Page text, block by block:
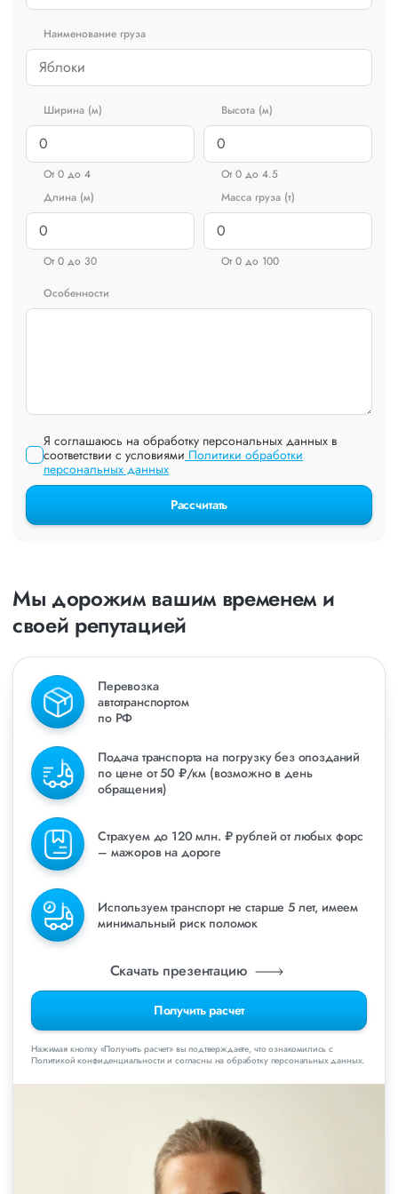
Наименование груза
Ширина (м)
От 0 до 4
Высота (м)
От 0 до 4.5
Длина (м)
От 0 до 30
Масса груза (т)
От 0 до 100
Особенности
Я соглашаюсь на обработку персональных данных в
соответствии с условиями Политики обработки
персональных данных
Рассчитать
Мы дорожим вашим временем и
своей репутацией
Перевозка
автотранспортом
по РФ
Подача транспорта на погрузку без опозданий
по цене от 50 ₽/км (возможно в день
обращения)
Страхуем до 120 млн. ₽ рублей от любых форс
– мажоров на дороге
Используем транспорт не старше 5 лет, имеем
минимальный риск поломок
Получить расчет
Скачать презентацию
Нажимая кнопку «Получить расчет» вы подтверждаете, что ознакомились с
Политикой конфиденциальности и согласны на обработку персональных данных.